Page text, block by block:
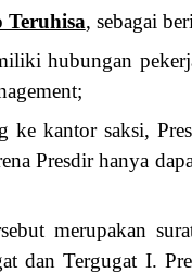
Teruhisa, sebagai
hubungan
kantor saksi,
Presdir hanya
merupakan
dan Tergugat I.